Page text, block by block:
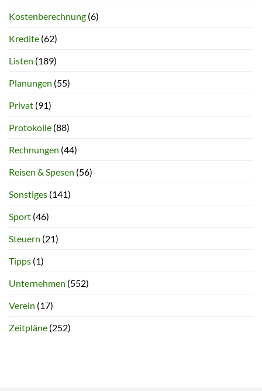
Kostenberechnung (6)
Kredite (62)
Listen (189)
Planungen (55)
Privat (91)
Protokolle (88)
Rechnungen (44)
Reisen & Spesen (56)
Sonstiges (141)
Sport (46)
Steuern (21)
Tipps (1)
Unternehmen (552)
Verein (17)
Zeitpläne (252)